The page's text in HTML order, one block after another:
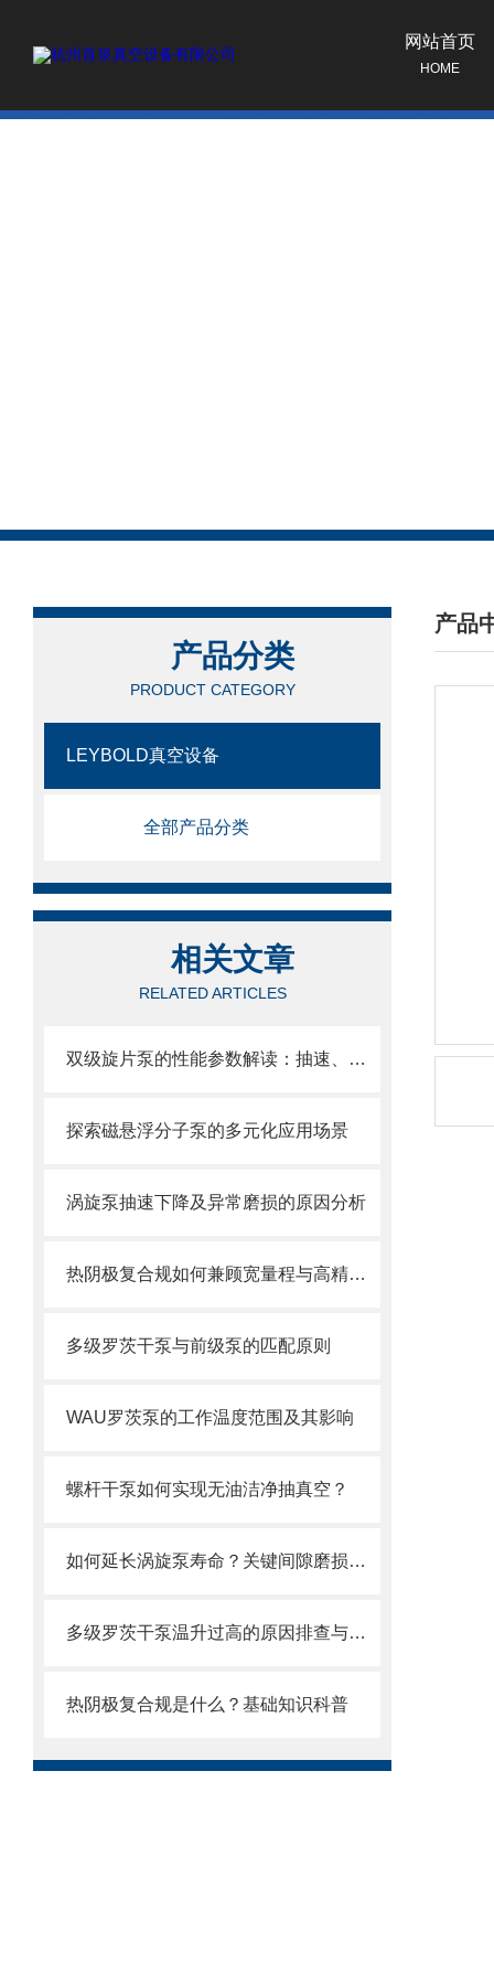
网站首页
HOME
产品分类
PRODUCT CATEGORY
LEYBOLD真空设备
全部产品分类
相关文章
RELATED ARTICLES
双级旋片泵的性能参数解读：抽速、极限真空、功率如何看？
探索磁悬浮分子泵的多元化应用场景
涡旋泵抽速下降及异常磨损的原因分析
热阴极复合规如何兼顾宽量程与高精度？
多级罗茨干泵与前级泵的匹配原则
WAU罗茨泵的工作温度范围及其影响
螺杆干泵如何实现无油洁净抽真空？
如何延长涡旋泵寿命？关键间隙磨损与补偿设计
多级罗茨干泵温升过高的原因排查与散热优化
热阴极复合规是什么？基础知识科普
产品
/